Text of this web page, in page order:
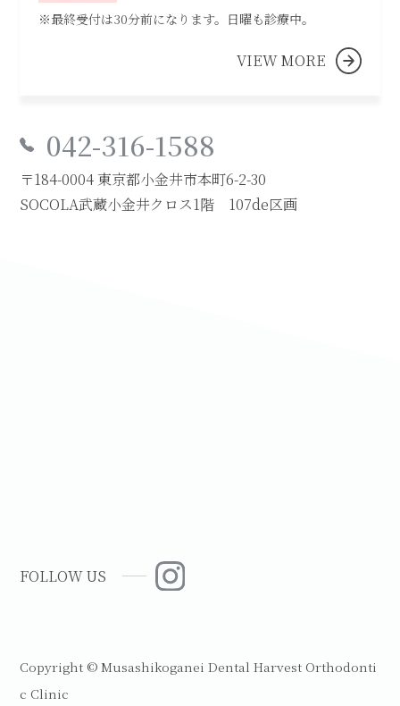
※最終受付は30分前になります。日曜も診療中。
VIEW MORE
042-316-1588
〒184-0004 東京都小金井市本町6-2-30
SOCOLA武蔵小金井クロス1階 107de区画
FOLLOW US
Copyright © Musashikoganei Dental Harvest Orthodonti
c Clinic